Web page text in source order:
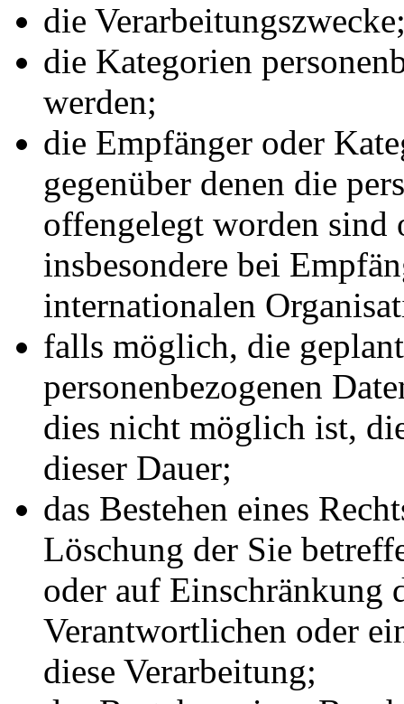
die
die Kategorien
werden;
die Empfänger oder
gegenüber denen die
offengelegt worden sind
insbesondere bei
internationalen
falls möglich, die
personenbezogenen
dies nicht möglich ist,
dieser Dauer;
das Bestehen eines
Löschung der Sie
oder auf Einschränkung
Verantwortlichen oder
diese Verarbeitung;